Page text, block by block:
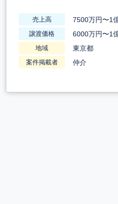
売上高 7500万円〜1
譲渡価格 6000万円〜1
地域 東京都
案件掲載者 仲介